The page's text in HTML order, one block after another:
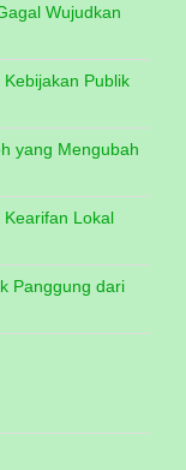
Wujudkan
Publik
yang Mengubah
Kearifan Lokal
Panggung dari